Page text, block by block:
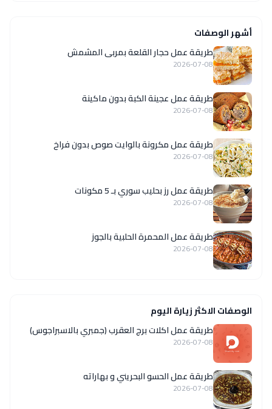
أشهر الوصفات
طريقة عمل حجار القلعة بمربى المشمش
2026-07-08
طريقة عمل عجينة الكبة بدون ماكينة
2026-07-08
طريقة عمل مكرونة بالوايت صوص بدون فراخ
2026-07-08
طريقة عمل رز بحليب سوري بـ 5 مكونات
2026-07-08
طريقة عمل المحمرة الحلبية بالجوز
2026-07-08
الوصفات الاكثر زيارة اليوم
طريقة عمل اكلات برج العقرب (جمبري بالاسبراجوس)
2026-07-08
طريقة عمل الحسو البحريني و بهاراته
2026-07-08